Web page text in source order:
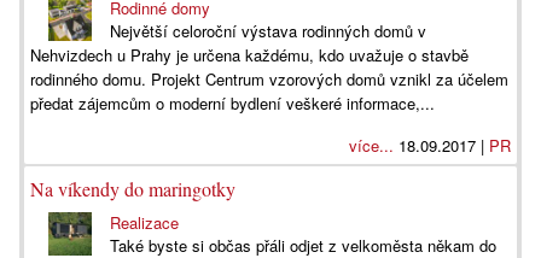
Rodinné domy
Největší celoroční výstava rodinných domů v
Nehvizdech u Prahy je určena každému, kdo uvažuje o stavbě
rodinného domu. Projekt Centrum vzorových domů vznikl za účelem
předat zájemcům o moderní bydlení veškeré informace,...
více... 18.09.2017 | PR
Na víkendy do maringotky
Realizace
Také byste si občas přáli odjet z velkoměsta někam do